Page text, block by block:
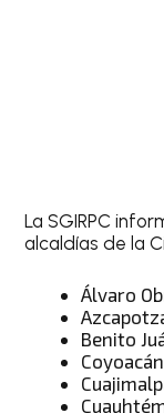
La SGIRPC
alcaldías de la
Álvaro
Benito
Coyoacán